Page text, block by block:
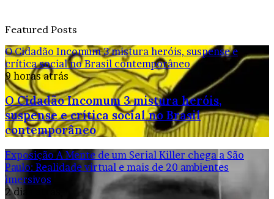
Featured Posts
O Cidadão Incomum 3 mistura heróis, suspense e
crítica social no Brasil contemporâneo
9 horas atrás
O Cidadão Incomum 3 mistura heróis,
suspense e crítica social no Brasil
contemporâneo
Exposição A Mente de um Serial Killer chega a São
Paulo: Realidade virtual e mais de 20 ambientes
imersivos
2 dias atrás